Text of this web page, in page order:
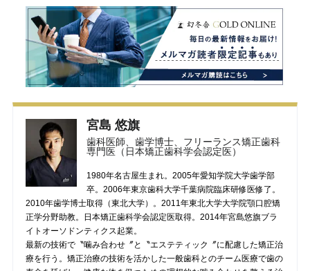
宮島 悠旗
歯科医師、歯学博士、フリーランス矯正歯科
専門医（日本矯正歯科学会認定医）
1980年名古屋生まれ。2005年愛知学院大学歯学部
卒。2006年東京歯科大学千葉病院臨床研修医修了。
2010年歯学博士取得（東北大学）。2011年東北大学大学院顎口腔矯
正学分野助教。日本矯正歯科学会認定医取得。2014年宮島悠旗ブラ
イトオーソドンティクス起業。
最新の技術で〝噛み合わせ〞と〝エステティック〞に配慮した矯正治
療を行う。矯正治療の技術を活かした一般歯科とのチーム医療で歯の